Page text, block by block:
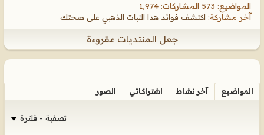
المواضيع: 573 المشاركات: 1,974
آخر مشاركة: اكتشف فوائد هذا النبات الذهبي على صحتك
جعل المنتديات مقروءة
المواضيع آخر نشاط اشتراكاتي الصور
تصفية - فلترة